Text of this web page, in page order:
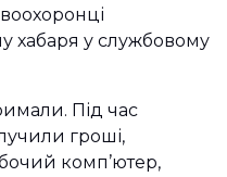
хабаря у службовому
Під час
гроші,
комп’ютер,